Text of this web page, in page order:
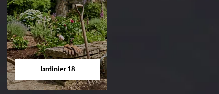
Dessouchage arbre
et haie 18
Entreprise dessouchage
arbre et haie 18 Cher
Jardinier 18